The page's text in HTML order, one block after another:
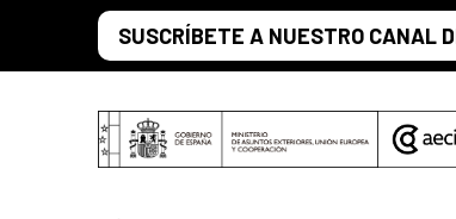
Skip to Main ContentSUSCRÍBETE A NUESTRO CANAL